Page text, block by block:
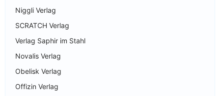
Niggli Verlag
SCRATCH Verlag
Verlag Saphir im Stahl
Novalis Verlag
Obelisk Verlag
Offizin Verlag